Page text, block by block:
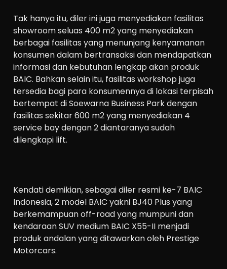
Tak hanya itu, diler ini juga menyediakan fasilitas
showroom seluas 400 m2 yang menyediakan
berbagai fasilitas yang menunjang kenyamanan
konsumen dalam bertransaksi dan mendapatkan
informasi dan kebutuhan lengkap akan produk
BAIC. Bahkan selain itu, fasilitas workshop juga
tersedia bagi para konsumennya di lokasi terpisah
bertempat di Soewarna Business Park dengan
fasilitas sekitar 600 m2 yang menyediakan 4
service bay dengan 2 diantaranya sudah
dilengkapi lift.
Kendati demikian, sebagai diler resmi ke-7 BAIC
Indonesia, 2 model BAIC yakni BJ40 Plus yang
berkemampuan off-road yang mumpuni dan
kendaraan SUV medium BAIC X55-II menjadi
produk andalan yang ditawarkan oleh Prestige
Motorcars.